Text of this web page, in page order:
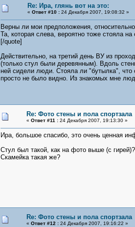
Re: Ира, глянь вот на это:
« Ответ #10 : 24 Декабря 2007, 19:08:32 »
Верны ли мои предположения,
Та, которая слева, вероятно тоже стояла
[/quote]
Действительно, на третий день ВУ из
(только стул были деревянным). Вдоль
ней сидели люди. Стояла ли "бутылка", что
просто не было видно. Из знакомых мне
Re: Фото стены и пола спортзала
« Ответ #11 : 24 Декабря 2007, 19:13:30 »
Ира, большое спасибо, это очень ценная
Стул был такой, как на фото выше (с гирей)?
Скамейка такая же?
Re: Фото стены и пола спортзала
« Ответ #12 : 24 Декабря 2007, 19:16:22 »